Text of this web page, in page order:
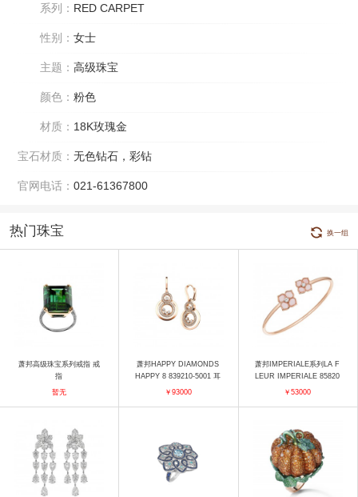
系列： RED CARPET
性别： 女士
主题： 高级珠宝
颜色： 粉色
材质： 18K玫瑰金
宝石材质： 无色钻石，彩钻
官网电话： 021-61367800
热门珠宝 换一组
萧邦高级珠宝系列戒指 戒
指
暂无
萧邦HAPPY DIAMONDS
HAPPY 8 839210-5001 耳
饰
￥93000
萧邦IMPERIALE系列LA F
LEUR IMPERIALE 85820
4-5003 手镯
￥53000